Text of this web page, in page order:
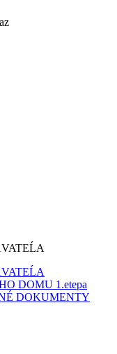
DOMU 1.etepa
DOKUMENTY